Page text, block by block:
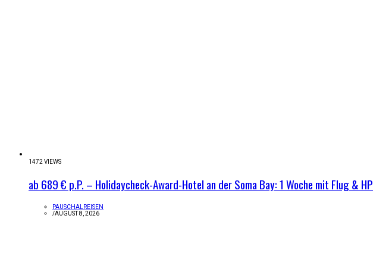
1472 VIEWS
ab 689 € p.P. – Holidaycheck-Award-Hotel an der Soma Bay: 1 Woche mit Flug & HP
PAUSCHALREISEN
/AUGUST 8, 2026